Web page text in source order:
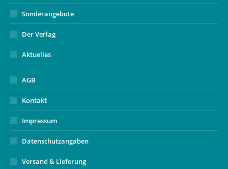
Sonderangebote
Der Verlag
Aktuelles
AGB
Kontakt
Impressum
Datenschutzangaben
Versand & Lieferung